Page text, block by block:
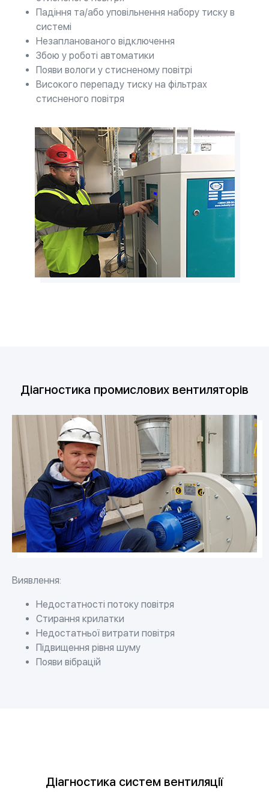
Падіння та/або уповільнення набору тиску в
системі
Незапланованого відключення
Збою у роботі автоматики
Появи вологи у стисненому повітрі
Високого перепаду тиску на фільтрах
стисненого повітря
Діагностика промислових вентиляторів
Виявлення:
Недостатності потоку повітря
Стирання крилатки
Недостатньої витрати повітря
Підвищення рівня шуму
Появи вібрацій
Діагностика систем вентиляції